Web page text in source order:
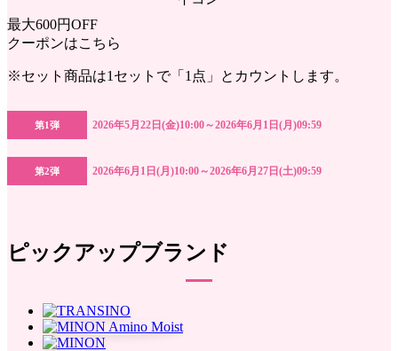
最大600円OFF
クーポンはこちら
※セット商品は1セットで「1点」とカウントします。
第1弾 2026年5月22日(金)10:00～2026年6月1日(月)09:59
第2弾 2026年6月1日(月)10:00～2026年6月27日(土)09:59
ピックアップブランド